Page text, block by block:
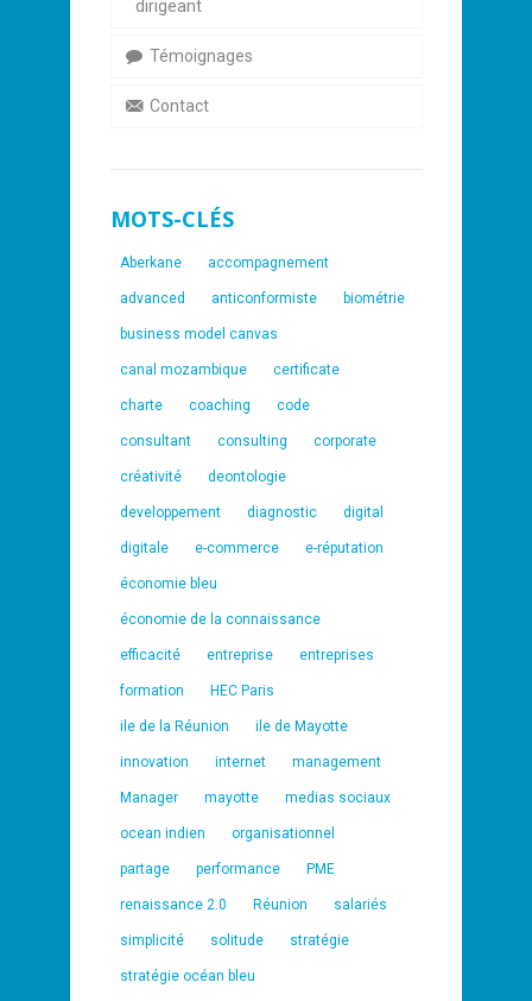
dirigeant
Témoignages
Contact
MOTS-CLÉS
Aberkane accompagnement
advanced anticonformiste biométrie
business model canvas
canal mozambique certificate
charte coaching code
consultant consulting corporate
créativité deontologie
developpement diagnostic digital
digitale e-commerce e-réputation
économie bleu
économie de la connaissance
efficacité entreprise entreprises
formation HEC Paris
ile de la Réunion ile de Mayotte
innovation internet management
Manager mayotte medias sociaux
ocean indien organisationnel
partage performance PME
renaissance 2.0 Réunion salariés
simplicité solitude stratégie
stratégie océan bleu